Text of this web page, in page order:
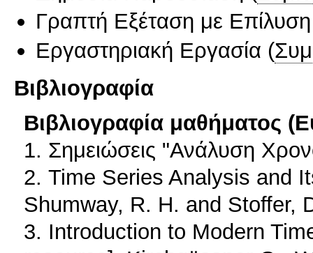
Γραπτή Εξέταση με
Εργαστηριακή Εργασία (
Βιβλιογραφία
Βιβλιογραφία μαθήματος
1. Σημειώσεις "Ανάλυση
2. Time Series Analysis and
Shumway, R. H. and Stoffer,
3. Introduction to Modern